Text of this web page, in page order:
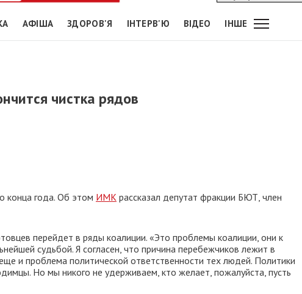
АФІША ЗДОРОВ'Я ІНТЕРВ'Ю ВІДЕО ІНШЕ
чистка рядов
конца года. Об этом ИМК рассказал депутат фракции БЮТ, член
перейдет в ряды коалиции. «Это проблемы коалиции, они к
судьбой. Я согласен, что причина перебежчиков лежит в
и проблема политической ответственности тех людей. Политики
Но мы никого не удерживаем, кто желает, пожалуйста, пусть